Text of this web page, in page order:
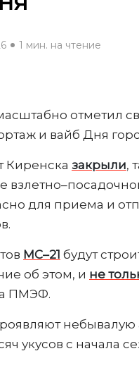
1 мин. на чтение
отметил
и вайб Дня
Киренска закрыли,
для приема и
МС–21 будут
об этом, и не
ПМЭФ.
небывалую
укусов с начала